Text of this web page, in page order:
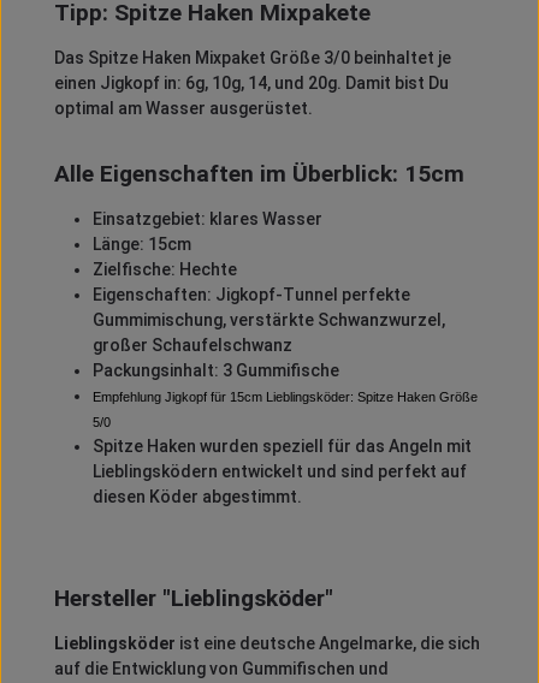
Tipp: Spitze Haken Mixpakete
Das Spitze Haken Mixpaket Größe 3/0 beinhaltet je
einen Jigkopf in: 6g, 10g, 14, und 20g. Damit bist Du
optimal am Wasser ausgerüstet.
Alle Eigenschaften im Überblick: 15cm
Einsatzgebiet: klares Wasser
Länge: 15cm
Zielfische: Hechte
Eigenschaften: Jigkopf-Tunnel perfekte
Gummimischung, verstärkte Schwanzwurzel,
großer Schaufelschwanz
Packungsinhalt: 3 Gummifische
Empfehlung Jigkopf für 15cm Lieblingsköder: Spitze Haken Größe
5/0
Spitze Haken wurden speziell für das Angeln mit
Lieblingsködern entwickelt und sind perfekt auf
diesen Köder abgestimmt.
Hersteller "Lieblingsköder"
Lieblingsköder ist eine deutsche Angelmarke, die sich
auf die Entwicklung von Gummifischen und